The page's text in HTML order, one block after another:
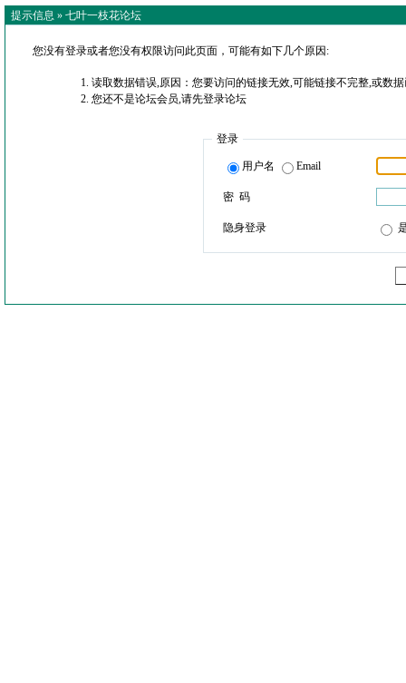
提示信息 » 七叶一枝花论坛
您没有登录或者您没有权限访问此页面，可能有如下几个原因:
读取数据错误,原因：您要访问的链接无效,可能链接不完整,或数
您还不是论坛会员,请先登录论坛
登录
用户名 Email
密 码
隐身登录